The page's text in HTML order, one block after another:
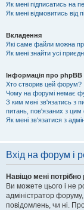
Як мені підписатись на
Як мені відмовитись від
Вкладення
Які саме файли можна
Як мені знайти усі
Інформація про phpBB
Хто створив цей форум?
Чому на форумі немає
З ким мені зв'язатись з
питань, пов'язаних з
Як мені зв'язатися з
Вхід на форум і
Навіщо мені
Ви можете цього і не
адміністратор
повідомлень, чи ні.